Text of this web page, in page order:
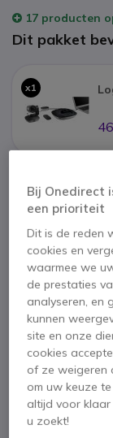
17 producten
Dit pakket
x1
x1
2 jaar
Belangrijkste
Bij Onedirect
een prioriteit
Dit is de reden
cookies en
waarmee we
de prestaties
analyseren, en
kunnen
site en onze
cookies
of ze weigeren
om uw keuze
altijd voor
u zoekt!